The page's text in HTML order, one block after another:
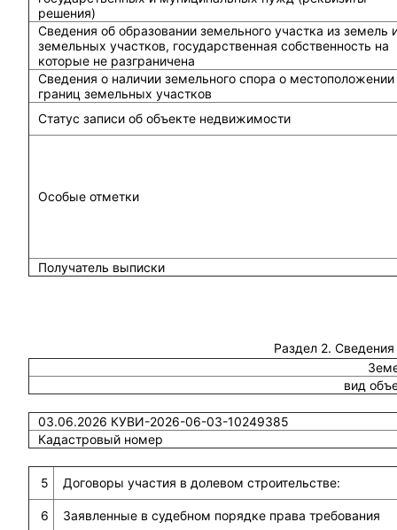
решения)
Сведения об образовании земельного участка из земель
земельных участков, государственная собственность на
которые не разграничена
Сведения о наличии земельного спора о местоположении
границ земельных участков
Статус записи об объекте недвижимости
Особые отметки
Получатель выписки
Раздел 2.
вид
03.06.2026 КУВИ-2026-06-03-10249385
Кадастровый номер
5 Договоры участия в долевом строительстве:
6 Заявленные в судебном порядке права требования